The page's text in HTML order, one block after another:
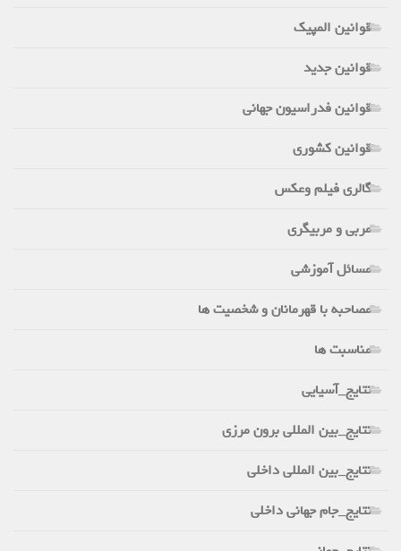
قوانین المپیک
قوانین جدید
قوانین فدراسیون جهانی
قوانین کشوری
گالری فیلم وعکس
مربی و مربیگری
مسائل آموزشی
مصاحبه با قهرمانان و شخصیت ها
مناسبت ها
نتایج_آسیایی
نتایج_بین المللی برون مرزی
نتایج_بین المللی داخلی
نتایج_جام جهانی داخلی